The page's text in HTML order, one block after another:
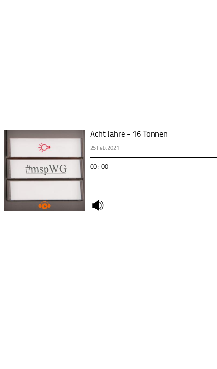
Acht Jahre - 16 Tonnen
25 Feb. 2021
00 : 00